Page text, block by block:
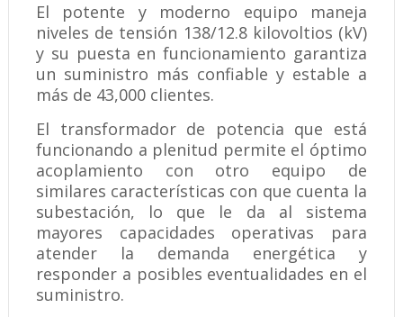
El potente y moderno equipo maneja
niveles de tensión 138/12.8 kilovoltios (kV)
y su puesta en funcionamiento garantiza
un suministro más confiable y estable a
más de 43,000 clientes.
El transformador de potencia que está
funcionando a plenitud permite el óptimo
acoplamiento con otro equipo de
similares características con que cuenta la
subestación, lo que le da al sistema
mayores capacidades operativas para
atender la demanda energética y
responder a posibles eventualidades en el
suministro.